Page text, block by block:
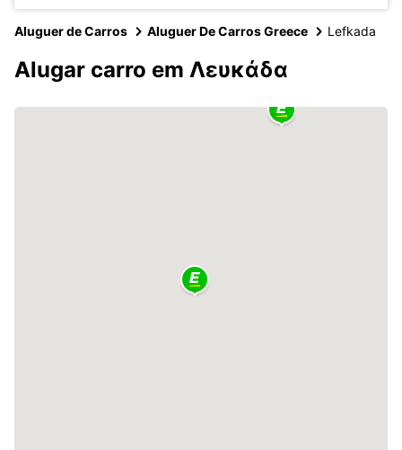
Aluguer de Carros Aluguer De Carros Greece Lefkada
Alugar carro em Λευκάδα